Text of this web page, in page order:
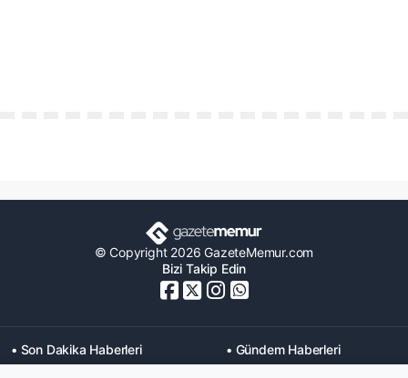
© Copyright 2026 GazeteMemur.com
Bizi Takip Edin
• Son Dakika Haberleri
• Gündem Haberleri
• Memurlar Haberleri
• KPSS Haberleri